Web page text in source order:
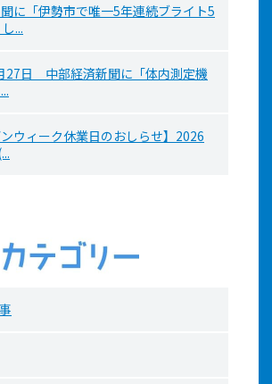
に「伊勢市で唯一5年連続ブライト5
...
27日 中部経済新聞に「体内測定機
ンウィーク休業日のおしらせ】2026